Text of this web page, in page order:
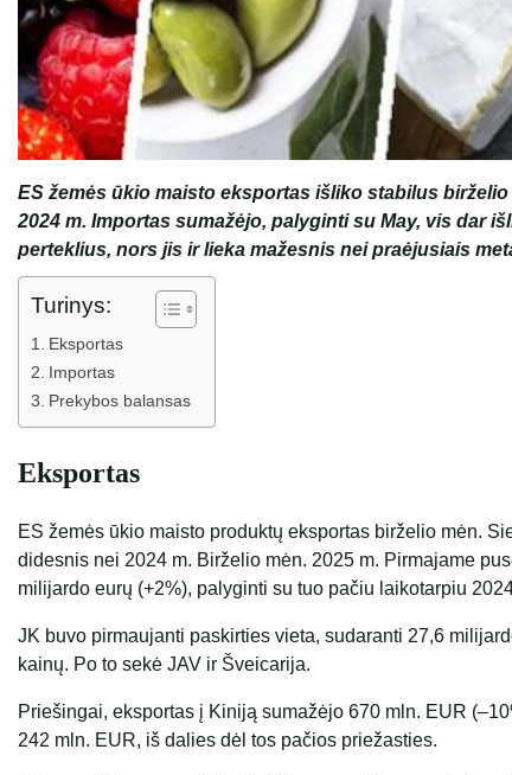
ES žemės ūkio maisto eksportas išliko stabilus
2024 m. Importas sumažėjo, palyginti su May, vis dar
perteklius, nors jis ir lieka mažesnis nei praėjusiais
Turinys:
Eksportas
Importas
Prekybos balansas
Eksportas
ES žemės ūkio maisto produktų eksportas birželio mėn.
didesnis nei 2024 m. Birželio mėn. 2025 m. Pirmajame
milijardo eurų (+2%), palyginti su tuo pačiu laikotarpiu
JK buvo pirmaujanti paskirties vieta, sudaranti 27,6
kainų. Po to sekė JAV ir Šveicarija.
Priešingai, eksportas į Kiniją sumažėjo 670 mln. EUR
242 mln. EUR, iš dalies dėl tos pačios priežasties.